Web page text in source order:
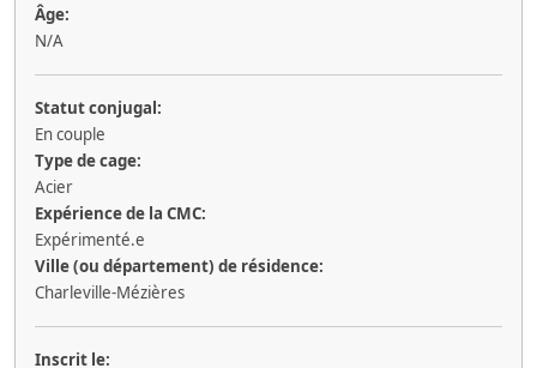
Âge:
N/A
Statut conjugal:
En couple
Type de cage:
Acier
Expérience de la CMC:
Expérimenté.e
Ville (ou département) de résidence:
Charleville-Mézières
Inscrit le: